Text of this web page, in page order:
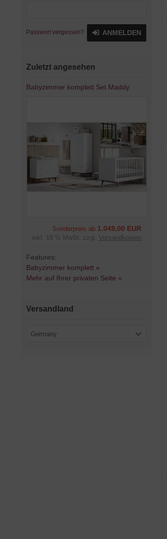
Passwort vergessen? ANMELDEN
Zuletzt angesehen
Babyzimmer komplett Set Maddy
Sonderpreis ab 1.049,00 EUR
inkl. 19 % MwSt. zzgl. Versandkosten
Features:
Babyzimmer komplett »
Mehr auf Ihrer privaten Seite »
Versandland
Germany